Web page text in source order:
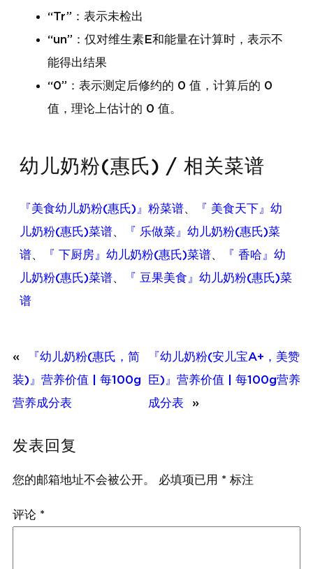
“Tr”：表示未检出
“un”：仅对维生素E和能量在计算时，表示不
能得出结果
“0”：表示测定后修约的 0 值，计算后的 0
值，理论上估计的 0 值。
幼儿奶粉(惠氏) / 相关菜谱
『美食幼儿奶粉(惠氏)』粉菜谱、
『 美食天下』幼
儿奶粉(惠氏)菜谱、
『 乐做菜』幼儿奶粉(惠氏)菜
谱、 『 下厨房』幼儿奶粉(惠氏)菜谱、
『 香哈』幼
儿奶粉(惠氏)菜谱、
『 豆果美食』幼儿奶粉(惠氏)菜
谱
«
『幼儿奶粉(惠氏，简
装)』营养价值 | 每100g
营养成分表
『幼儿奶粉(安儿宝A+，美赞
臣)』营养价值 | 每100g营养
成分表
»
发表回复
您的邮箱地址不会被公开。 必填项已用 * 标注
评论 *